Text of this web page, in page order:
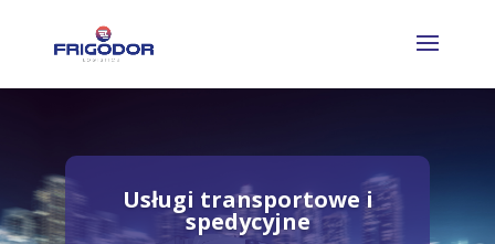
Usługi transportowe i
spedycyjne